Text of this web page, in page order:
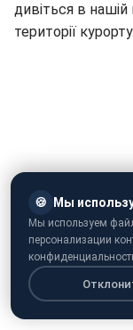
дивіться в нашій
території курорту.
🍪 Мы
Мы используем
персонализации